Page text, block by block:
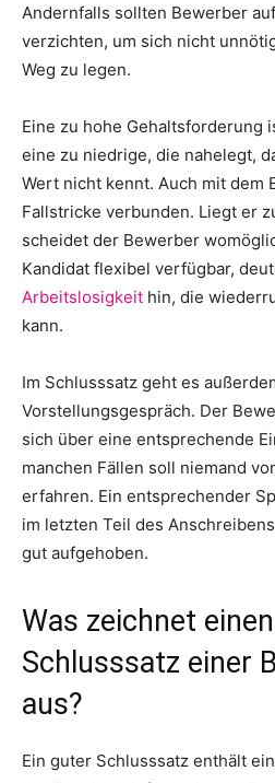
Andernfalls sollten Bewerber
verzichten, um sich nicht
Weg zu legen.
Eine zu hohe Gehaltsforderung
eine zu niedrige, die nahelegt,
Wert nicht kennt. Auch mit dem
Fallstricke verbunden. Liegt er
scheidet der Bewerber
Kandidat flexibel verfügbar,
Arbeitslosigkeit hin, die
kann.
Im Schlusssatz geht es
Vorstellungsgespräch. Der
sich über eine entsprechende
manchen Fällen soll niemand
erfahren. Ein entsprechender
im letzten Teil des
gut aufgehoben.
Was zeichnet
Schlusssatz einer
aus?
Ein guter Schlusssatz enthält